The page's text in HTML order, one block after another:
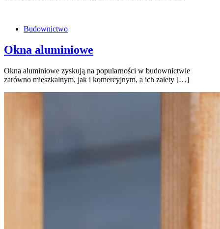
Budownictwo
Okna aluminiowe
Okna aluminiowe zyskują na popularności w budownictwie
zarówno mieszkalnym, jak i komercyjnym, a ich zalety […]